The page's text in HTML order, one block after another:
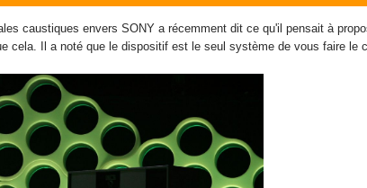
caustiques envers SONY a récemment dit ce qu'il pensait à
cela. Il a noté que le dispositif est le seul système de vous faire le